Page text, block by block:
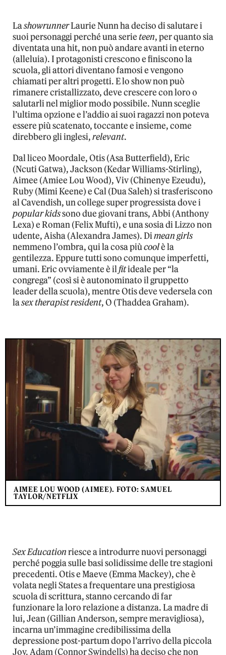
LashowrunnerLaurie Nunn ha deciso di salutare i
suoi personaggi perché una serieteen, per quanto sia
diventata una hit, non può andare avanti in eterno
(alleluia). I protagonisti crescono e finiscono la
scuola, gli attori diventano famosi e vengono
chiamati per altri progetti. E lo show non può
rimanere cristallizzato, deve crescere con loro o
salutarli nel miglior modo possibile. Nunn sceglie
l’ultima opzione e l’addio ai suoi ragazzi non poteva
essere più scatenato, toccante e insieme, come
direbbero gli inglesi,relevant.
Dal liceo Moordale, Otis (Asa Butterfield), Eric
(Ncuti Gatwa), Jackson (Kedar Williams-Stirling),
Aimee (Amiee Lou Wood), Viv (Chinenye Ezeudu),
Ruby (Mimi Keene) e Cal (Dua Saleh) si trasferiscono
al Cavendish, un college super progressista dove i
popular kidssono due giovani trans, Abbi (Anthony
Lexa) e Roman (Felix Mufti), e una sosia di Lizzo non
udente, Aisha (Alexandra James). Dimean girls
nemmeno l’ombra, qui la cosa piùcoolè la
gentilezza. Eppure tutti sono comunque imperfetti,
umani. Eric ovviamente è ilfitideale per “la
congrega” (così si è autonominato il gruppetto
leader della scuola), mentre Otis deve vedersela con
lasex therapist resident, O (Thaddea Graham).
AIMEE LOU WOOD (AIMEE). FOTO: SAMUEL
TAYLOR/NETFLIX
Sex Educationriesce a introdurre nuovi personaggi
perché poggia sulle basi solidissime delle tre stagioni
precedenti. Otis e Maeve (Emma Mackey), che è
volata negli States a frequentare una prestigiosa
scuola di scrittura, stanno cercando di far
funzionare la loro relazione a distanza. La madre di
lui, Jean (Gillian Anderson, sempre meravigliosa),
incarna un’immagine credibilissima della
depressione post-partum dopo l’arrivo della piccola
Joy. Adam (Connor Swindells) ha deciso che non